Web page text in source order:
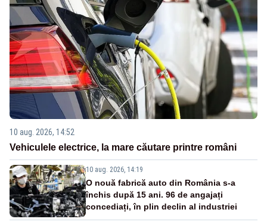
10 aug. 2026, 14:52
Vehiculele electrice, la mare căutare printre români
10 aug. 2026, 14:19
O nouă fabrică auto din România s-a
închis după 15 ani. 96 de angajați
concediați, în plin declin al industriei